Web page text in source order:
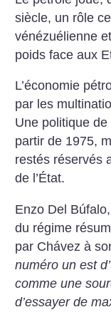
siècle, un rôle
vénézuélienne
poids face aux
L’économie
par les
Une politique
partir de 1975,
restés réservés
de l’État.
Enzo Del
du régime
par Chávez à
numéro un est
comme une
d’essayer de